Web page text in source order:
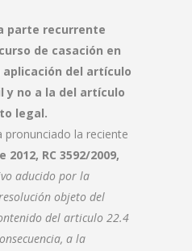
parte recurrente
de casación en
del artículo
y no a la del artículo
legal.
pronunciado la reciente
2012, RC 3592/2009,
aducido por la
objeto del
del articulo 22.4
a la